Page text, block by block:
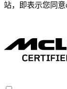
站，即表示您同意